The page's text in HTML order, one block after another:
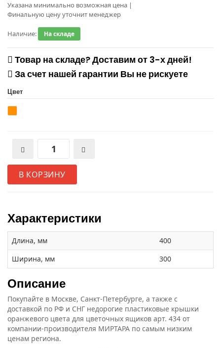
Указана минимально возможная цена |
Финальную цену уточнит менеджер
Наличие: На складе
Товар на складе? Доставим от 3-х дней!
За счет нашей гарантии Вы не рискуете
Цвет
В КОРЗИНУ
Характеристики
Длина, мм
400
Ширина, мм
300
Описание
Покупайте в Москве, Санкт-Петербурге, а также с
доставкой по РФ и СНГ недорогие пластиковые крышки
оранжевого цвета для цветочных ящиков арт. 434 от
компании-производителя МИРТАРА по самым низким
ценам региона.